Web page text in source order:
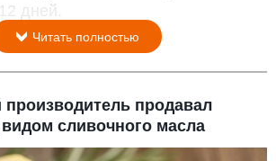
дней.
Читать полностью
производитель продавал
сливочного масла